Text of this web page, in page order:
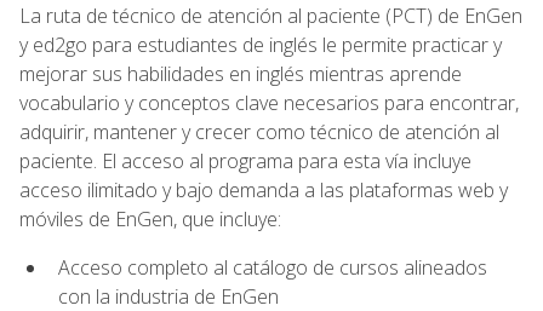
La ruta de técnico de atención al paciente (PCT) de EnGen
y ed2go para estudiantes de inglés le permite practicar y
mejorar sus habilidades en inglés mientras aprende
vocabulario y conceptos clave necesarios para encontrar,
adquirir, mantener y crecer como técnico de atención al
paciente. El acceso al programa para esta vía incluye
acceso ilimitado y bajo demanda a las plataformas web y
móviles de EnGen, que incluye:
Acceso completo al catálogo de cursos alineados
con la industria de EnGen